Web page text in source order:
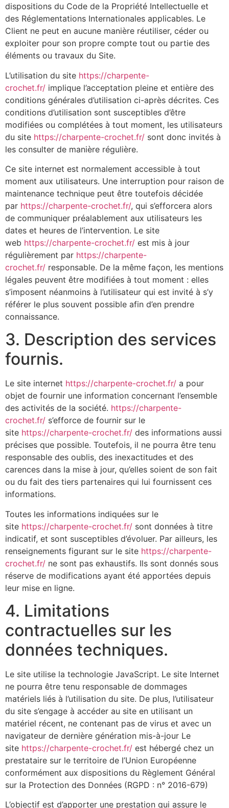
dispositions du Code de la Propriété Intellectuelle et
des Réglementations Internationales applicables. Le
Client ne peut en aucune manière réutiliser, céder ou
exploiter pour son propre compte tout ou partie des
éléments ou travaux du Site.
L’utilisation du site https://charpente-
crochet.fr/ implique l’acceptation pleine et entière des
conditions générales d’utilisation ci-après décrites. Ces
conditions d’utilisation sont susceptibles d’être
modifiées ou complétées à tout moment, les utilisateurs
du site https://charpente-crochet.fr/ sont donc invités à
les consulter de manière régulière.
Ce site internet est normalement accessible à tout
moment aux utilisateurs. Une interruption pour raison de
maintenance technique peut être toutefois décidée
par https://charpente-crochet.fr/, qui s’efforcera alors
de communiquer préalablement aux utilisateurs les
dates et heures de l’intervention. Le site
web https://charpente-crochet.fr/ est mis à jour
régulièrement par https://charpente-
crochet.fr/ responsable. De la même façon, les mentions
légales peuvent être modifiées à tout moment : elles
s’imposent néanmoins à l’utilisateur qui est invité à s’y
référer le plus souvent possible afin d’en prendre
connaissance.
3. Description des services
fournis.
Le site internet https://charpente-crochet.fr/ a pour
objet de fournir une information concernant l’ensemble
des activités de la société. https://charpente-
crochet.fr/ s’efforce de fournir sur le
site https://charpente-crochet.fr/ des informations aussi
précises que possible. Toutefois, il ne pourra être tenu
responsable des oublis, des inexactitudes et des
carences dans la mise à jour, qu’elles soient de son fait
ou du fait des tiers partenaires qui lui fournissent ces
informations.
Toutes les informations indiquées sur le
site https://charpente-crochet.fr/ sont données à titre
indicatif, et sont susceptibles d’évoluer. Par ailleurs, les
renseignements figurant sur le site https://charpente-
crochet.fr/ ne sont pas exhaustifs. Ils sont donnés sous
réserve de modifications ayant été apportées depuis
leur mise en ligne.
4. Limitations
contractuelles sur les
données techniques.
Le site utilise la technologie JavaScript. Le site Internet
ne pourra être tenu responsable de dommages
matériels liés à l’utilisation du site. De plus, l’utilisateur
du site s’engage à accéder au site en utilisant un
matériel récent, ne contenant pas de virus et avec un
navigateur de dernière génération mis-à-jour Le
site https://charpente-crochet.fr/ est hébergé chez un
prestataire sur le territoire de l’Union Européenne
conformément aux dispositions du Règlement Général
sur la Protection des Données (RGPD : n° 2016-679)
L’objectif est d’apporter une prestation qui assure le